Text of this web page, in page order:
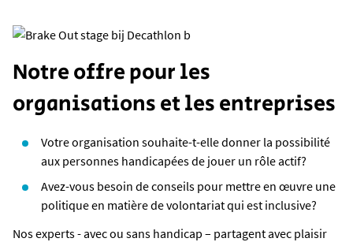
Notre offre pour les
organisations et les entreprises
Votre organisation souhaite-t-elle donner la possibilité
aux personnes handicapées de jouer un rôle actif?
Avez-vous besoin de conseils pour mettre en œuvre une
politique en matière de volontariat qui est inclusive?
Nos experts - avec ou sans handicap – partagent avec plaisir